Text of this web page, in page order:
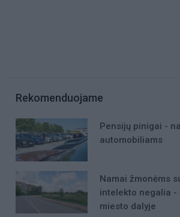
Rekomenduojame
Pensijų pinigai -
automobiliams
Namai žmonėms
intelekto negalia -
miesto dalyje